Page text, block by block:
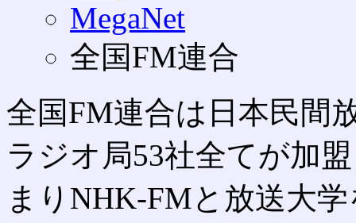
MegaNet
全国FM連合
全国FM連合は日本民間
ラジオ局53社全てが加
まりNHK-FMと放送大